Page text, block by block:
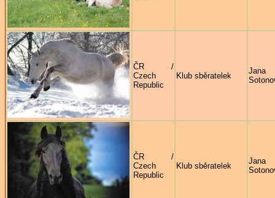
ČR /
Czech
Republic
Klub sběratelek
Jana
ČR /
Czech
Republic
Klub sběratelek
Jana